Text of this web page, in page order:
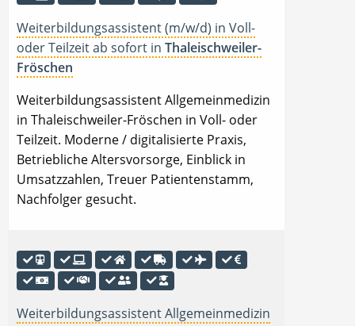
Weiterbildungsassistent (m/w/d) in Voll-
oder Teilzeit ab sofort in Thaleischweiler-
Fröschen
Weiterbildungsassistent Allgemeinmedizin
in Thaleischweiler-Fröschen in Voll- oder
Teilzeit. Moderne / digitalisierte Praxis,
Betriebliche Altersvorsorge, Einblick in
Umsatzzahlen, Treuer Patientenstamm,
Nachfolger gesucht.
Weiterbildungsassistent Allgemeinmedizin